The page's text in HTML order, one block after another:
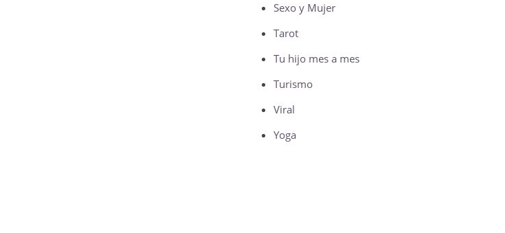
Sexo y Mujer
Tarot
Tu hijo mes a mes
Turismo
Viral
Yoga